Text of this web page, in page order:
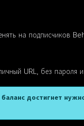
на подписчиков
URL, без пароля
достигнет